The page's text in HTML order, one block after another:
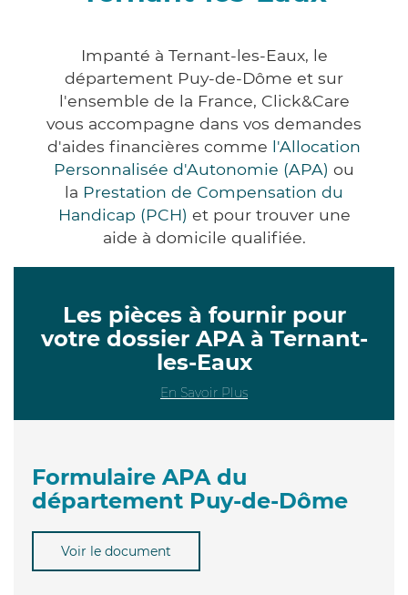
Impanté à Ternant-les-Eaux, le
département Puy-de-Dôme et sur
l'ensemble de la France, Click&Care
vous accompagne dans vos demandes
d'aides financières comme l'Allocation
Personnalisée d'Autonomie (APA) ou
la Prestation de Compensation du
Handicap (PCH) et pour trouver une
aide à domicile qualifiée.
Les pièces à fournir pour
votre dossier APA à Ternant-
les-Eaux
En Savoir Plus
Formulaire APA du
département Puy-de-Dôme
Voir le document